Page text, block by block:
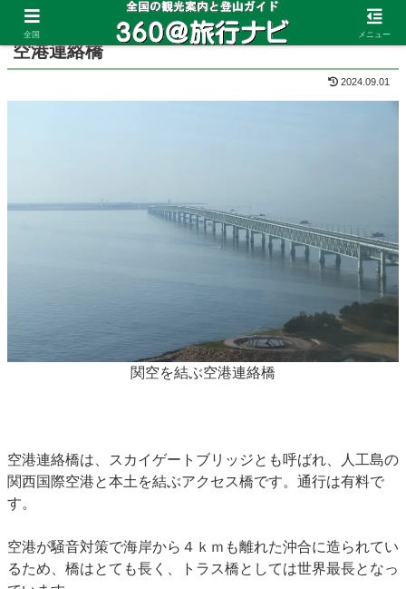
ホーム 大阪府 関西国際空港
空港連絡橋
2024.09.01
関空を結ぶ空港連絡橋
空港連絡橋は、スカイゲートブリッジとも呼ばれ、人工島の
関西国際空港と本土を結ぶアクセス橋です。通行は有料で
す。
空港が騒音対策で海岸から４ｋｍも離れた沖合に造られてい
るため、橋はとても長く、トラス橋としては世界最長となっ
全国 メニュー